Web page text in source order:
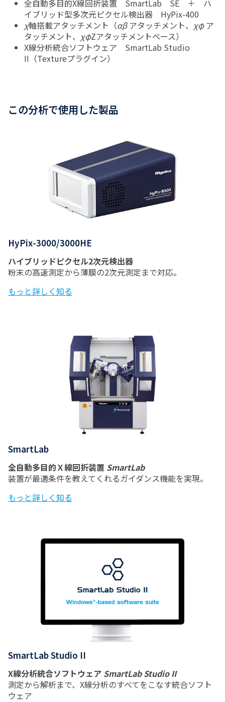
全自動多目的X線回折装置 SmartLab SE ＋ ハ
イブリッド型多次元ピクセル検出器 HyPix-400
χ軸搭載アタッチメント（αβアタッチメント、 χφア
タッチメント、 χφZアタッチメントベース）
X線分析統合ソフトウェア SmartLab Studio
II（Textureプラグイン）
この分析で使用した製品
HyPix-3000/3000HE
ハイブリッドピクセル2次元検出器
粉末の高速測定から薄膜の2次元測定まで対応。
もっと詳しく知る
SmartLab
全自動多目的Ｘ線回折装置 SmartLab
装置が最適条件を教えてくれるガイダンス機能を実現。
もっと詳しく知る
SmartLab Studio II
X線分析統合ソフトウェア SmartLab Studio II
測定から解析まで、X線分析のすべてをこなす統合ソフト
ウェア